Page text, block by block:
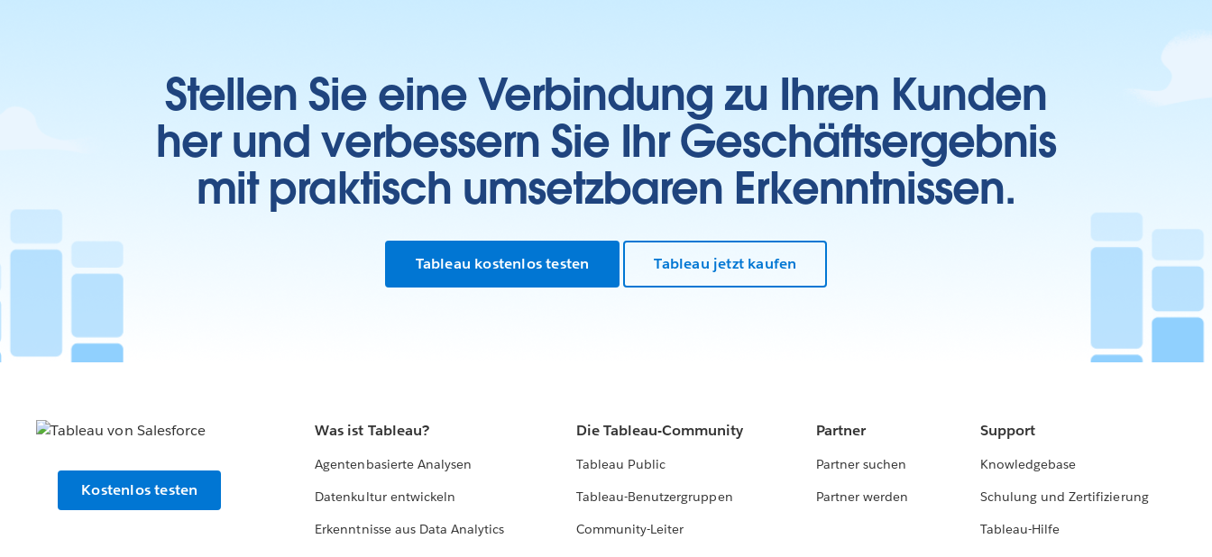
Stellen Sie eine Verbindung zu Ihren Kunden
her und verbessern Sie Ihr Geschäftsergebnis
mit praktisch umsetzbaren Erkenntnissen.
Tableau kostenlos testen Tableau jetzt kaufen
Kostenlos testen
Was ist Tableau?
Agentenbasierte Analysen
Datenkultur entwickeln
Erkenntnisse aus Data Analytics
Die Tableau-Community
Tableau Public
Tableau-Benutzergruppen
Community-Leiter
Partner
Partner suchen
Partner werden
Support
Knowledgebase
Schulung und Zertifizierung
Tableau-Hilfe